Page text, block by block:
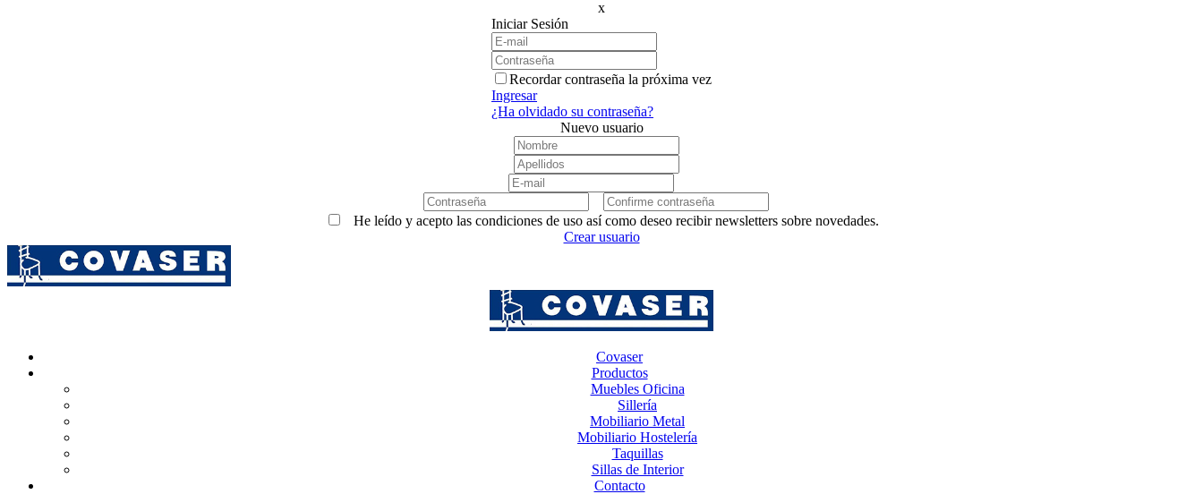
x
Iniciar Sesión
Recordar contraseña la próxima vez
Ingresar
¿Ha olvidado su contraseña?
Nuevo usuario
He leído y acepto las condiciones de uso así como deseo recibir newsletters sobre novedades.
Crear usuario
Covaser
Productos
Muebles Oficina
Sillería
Mobiliario Metal
Mobiliario Hostelería
Taquillas
Sillas de Interior
Contacto